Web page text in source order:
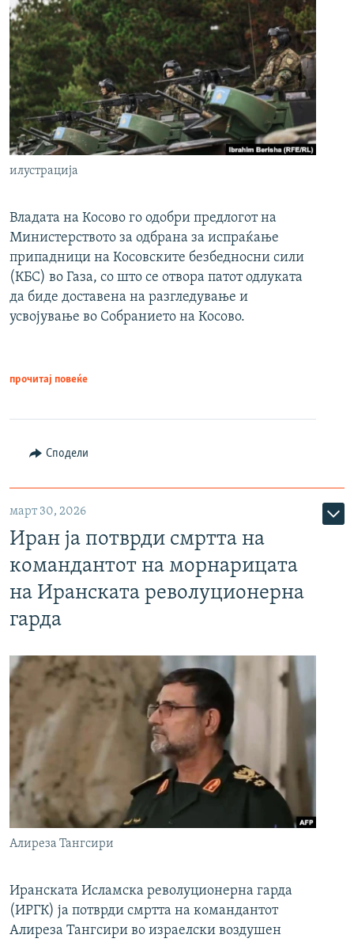
илустрација
Владата на Косово го одобри предлогот на
Министерството за одбрана за испраќање
припадници на Косовските безбедносни сили
(КБС) во Газа, со што се отвора патот одлуката
да биде доставена на разгледување и
усвојување во Собранието на Косово.
прочитај повеќе
Сподели
март 30, 2026
Иран ја потврди смртта на
командантот на морнарицата
на Иранската револуционерна
гарда
Алиреза Тангсири
Иранската Исламска револуционерна гарда
(ИРГК) ја потврди смртта на командантот
Алиреза Тангсири во израелски воздушен